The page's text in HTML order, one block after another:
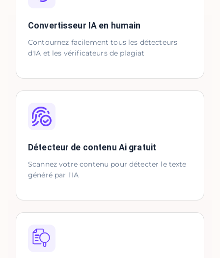
Convertisseur IA en humain
Contournez facilement tous les détecteurs
d'IA et les vérificateurs de plagiat
Détecteur de contenu Ai gratuit
Scannez votre contenu pour détecter le texte
généré par l'IA